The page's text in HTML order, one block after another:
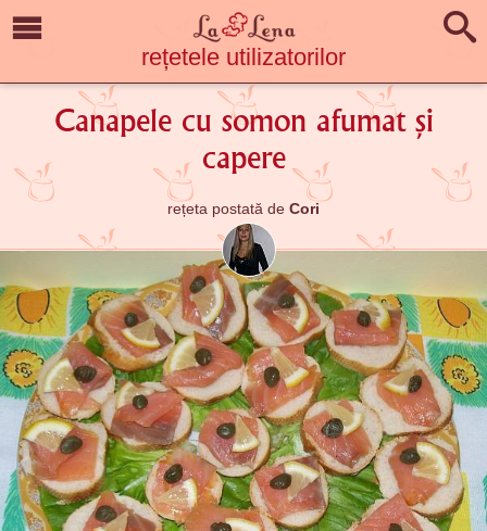
rețetele utilizatorilor
Canapele cu somon afumat și
capere
rețeta postată de Cori